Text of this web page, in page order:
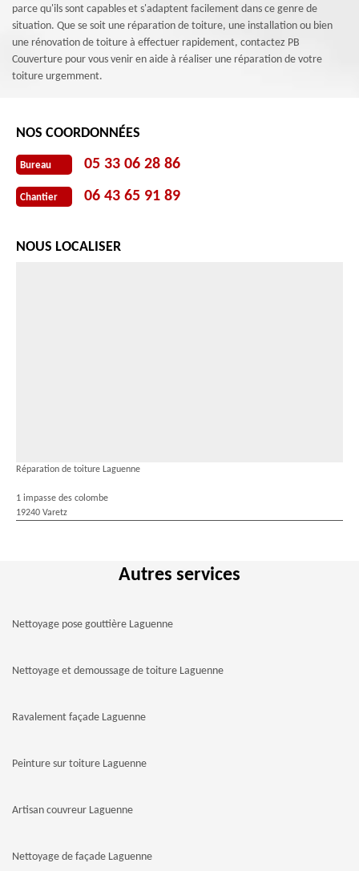
parce qu'ils sont capables et s'adaptent facilement dans ce genre de
situation. Que se soit une réparation de toiture, une installation ou bien
une rénovation de toiture à effectuer rapidement, contactez PB
Couverture pour vous venir en aide à réaliser une réparation de votre
toiture urgemment.
NOS COORDONNÉES
Bureau 05 33 06 28 86
Chantier 06 43 65 91 89
NOUS LOCALISER
Réparation de toiture Laguenne
1 impasse des colombe
19240 Varetz
Autres services
Nettoyage pose gouttière Laguenne
Nettoyage et demoussage de toiture Laguenne
Ravalement façade Laguenne
Peinture sur toiture Laguenne
Artisan couvreur Laguenne
Nettoyage de façade Laguenne